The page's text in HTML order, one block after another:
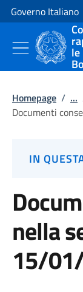
Vai al contenuto
Vai alla navigazione
Governo Italiano
Homepage / ...
Documenti
IN
nella
15/